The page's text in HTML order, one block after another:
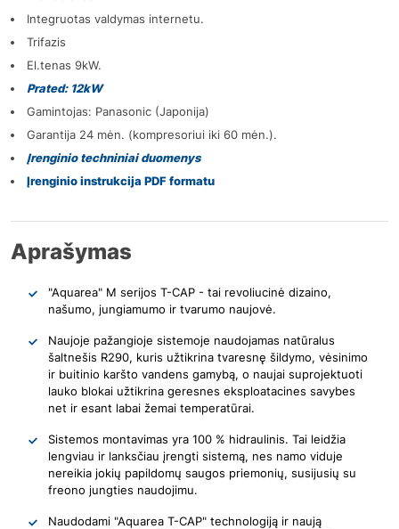
Integruotas valdymas internetu.
Trifazis
El.tenas 9kW.
Prated: 12kW
Gamintojas: Panasonic (Japonija)
Garantija 24 mėn. (kompresoriui iki 60 mėn.).
Įrenginio techniniai duomenys
Įrenginio instrukcija PDF formatu
Aprašymas
"Aquarea" M serijos T-CAP - tai revoliucinė dizaino,
našumo, jungiamumo ir tvarumo naujovė.
Naujoje pažangioje sistemoje naudojamas natūralus
šaltnešis R290, kuris užtikrina tvaresnę šildymo, vėsinimo
ir buitinio karšto vandens gamybą, o naujai suprojektuoti
lauko blokai užtikrina geresnes eksploatacines savybes
net ir esant labai žemai temperatūrai.
Sistemos montavimas yra 100 % hidraulinis. Tai leidžia
lengviau ir lanksčiau įrengti sistemą, nes namo viduje
nereikia jokių papildomų saugos priemonių, susijusių su
freono jungties naudojimu.
Naudodami "Aquarea T-CAP" technologiją ir naują